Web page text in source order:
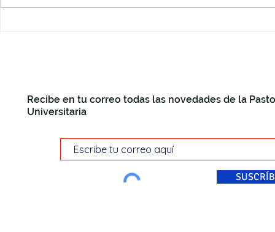
Recibe en tu correo todas las novedades de la
Universitaria